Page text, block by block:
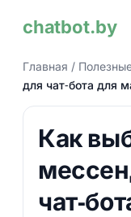
chatbot.by
Главная /
для чат‑бота для
Как